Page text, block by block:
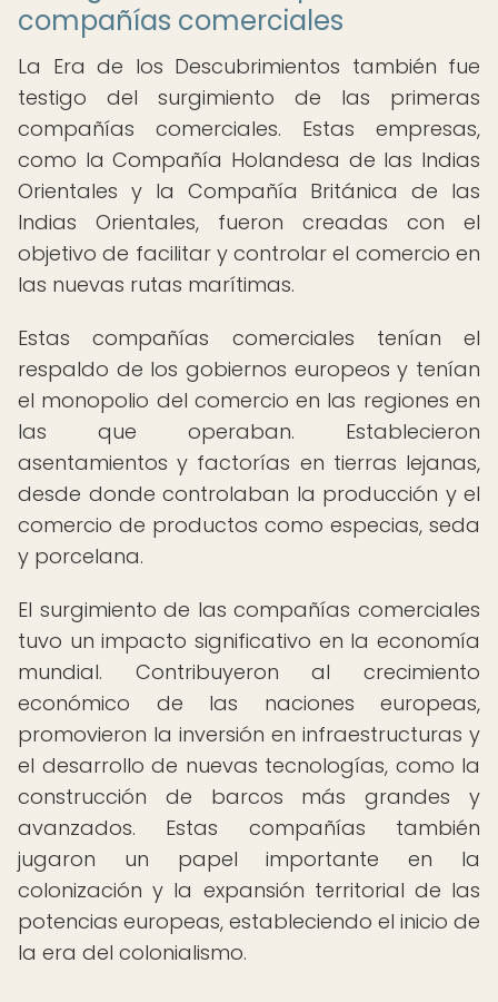
compañías comerciales
La Era de los Descubrimientos también fue
testigo del surgimiento de las primeras
compañías comerciales. Estas empresas,
como la Compañía Holandesa de las Indias
Orientales y la Compañía Británica de las
Indias Orientales, fueron creadas con el
objetivo de facilitar y controlar el comercio en
las nuevas rutas marítimas.
Estas compañías comerciales tenían el
respaldo de los gobiernos europeos y tenían
el monopolio del comercio en las regiones en
las que operaban. Establecieron
asentamientos y factorías en tierras lejanas,
desde donde controlaban la producción y el
comercio de productos como especias, seda
y porcelana.
El surgimiento de las compañías comerciales
tuvo un impacto significativo en la economía
mundial. Contribuyeron al crecimiento
económico de las naciones europeas,
promovieron la inversión en infraestructuras y
el desarrollo de nuevas tecnologías, como la
construcción de barcos más grandes y
avanzados. Estas compañías también
jugaron un papel importante en la
colonización y la expansión territorial de las
potencias europeas, estableciendo el inicio de
la era del colonialismo.